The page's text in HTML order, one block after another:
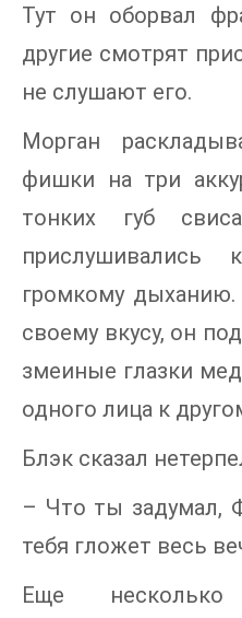
Тут он оборвал
другие смотрят
не слушают его.
Морган
фишки на три
тонких губ
громкому
своему вкусу, он
змеиные глазки
одного лица к
Блэк сказал
– Что ты задумал,
тебя гложет весь
Еще